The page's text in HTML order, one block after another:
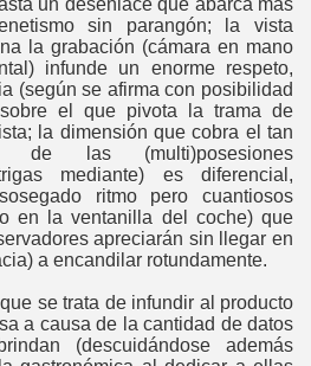
un desenlace que abarca más
sin parangón; la vista
la grabación (cámara en mano
infunde un enorme respeto,
(según se afirma con posibilidad
el que pivota la trama de
la dimensión que cobra el tan
de las (multi)posesiones
mediante) es diferencial,
ritmo pero cuantiosos
en la ventanilla del coche) que
apreciarán sin llegar en
a encandilar rotundamente.
se trata de infundir al producto
a causa de la cantidad de datos
(descuidándose además